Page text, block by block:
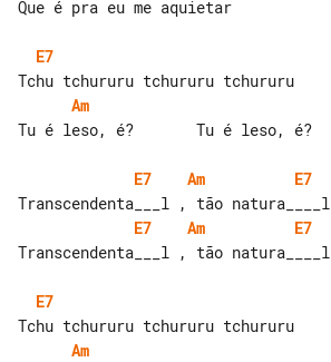
Que é pra eu me aquietar
E7
Am
Tu é leso, é?       Tu é leso, é?
E7 Am E7
E7
Am E7
Transcendenta___l , tão natura____l
E7
Am